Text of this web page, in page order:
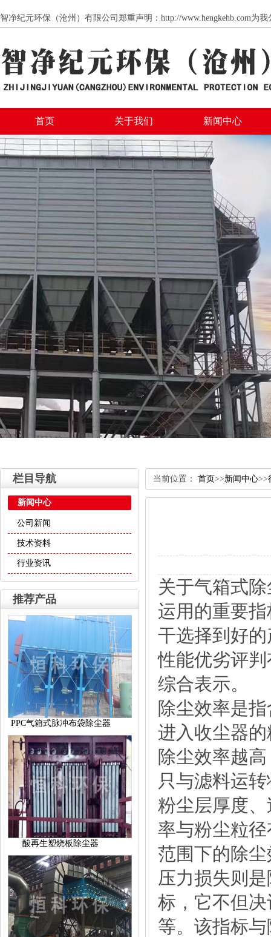
智净纪元环保（沧州）有限公司郑重声明：http://www.hengkehb.com
首页 关于我们 新闻中心
栏目导航
新闻中心
公司新闻
技术资料
行业资讯
推荐产品
PPC气箱式脉冲布袋除尘器
酸再生塑烧板除尘器
当前位置： 首页>>新闻中心>>
关于气箱式
运用的重要
干选择到好
性能优劣评
综合表示。
除尘效率是
进入收尘器
除尘效率越
只与滤料运
粉尘层厚度
率与粉尘粒
范围下的除
压力损失则
标，它不但
等。该指标